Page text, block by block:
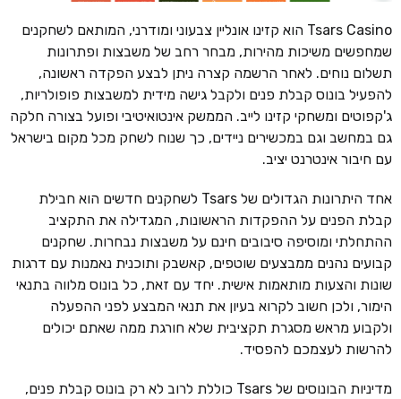
Tsars Casino הוא קזינו אונליין צבעוני ומודרני, המותאם לשחקנים
שמחפשים משיכות מהירות, מבחר רחב של משבצות ופתרונות
תשלום נוחים. לאחר הרשמה קצרה ניתן לבצע הפקדה ראשונה,
להפעיל בונוס קבלת פנים ולקבל גישה מידית למשבצות פופולריות,
ג'קפוטים ומשחקי קזינו לייב. הממשק אינטואיטיבי ופועל בצורה חלקה
גם במחשב וגם במכשירים ניידים, כך שנוח לשחק מכל מקום בישראל
עם חיבור אינטרנט יציב.
אחד היתרונות הגדולים של Tsars לשחקנים חדשים הוא חבילת
קבלת הפנים על ההפקדות הראשונות, המגדילה את התקציב
ההתחלתי ומוסיפה סיבובים חינם על משבצות נבחרות. שחקנים
קבועים נהנים ממבצעים שוטפים, קאשבק ותוכנית נאמנות עם דרגות
שונות והצעות מותאמות אישית. יחד עם זאת, כל בונוס מלווה בתנאי
הימור, ולכן חשוב לקרוא בעיון את תנאי המבצע לפני ההפעלה
ולקבוע מראש מסגרת תקציבית שלא חורגת ממה שאתם יכולים
להרשות לעצמכם להפסיד.
מדיניות הבונוסים של Tsars כוללת לרוב לא רק בונוס קבלת פנים,